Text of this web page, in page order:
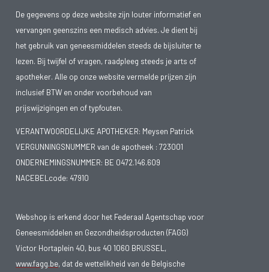
De gegevens op deze website zijn louter informatief en
vervangen geenszins een medisch advies. Je dient bij
het gebruik van geneesmiddelen steeds de bijsluiter te
lezen. Bij twijfel of vragen, raadpleeg steeds je arts of
apotheker. Alle op onze website vermelde prijzen zijn
inclusief BTW en onder voorbehoud van
prijswijzigingen en of typfouten.
VERANTWOORDELIJKE APOTHEKER: Meysen Patrick
VERGUNNINGSNUMMER van de apotheek : 723001
ONDERNEMINGSNUMMER: BE 0472.146.609
NACEBELcode: 47910
Webshop is erkend door het Federaal Agentschap voor
Geneesmiddelen en Gezondheidsproducten (FAGG)
Victor Hortaplein 40, bus 40 1060 BRUSSEL,
www.fagg.be, dat de wettelikheid van de Belgische